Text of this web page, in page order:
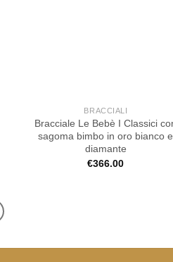
BRACCIALI
Bracciale Le Bebè I Classici
sagoma bimbo in oro bianco e
diamante
€366.00